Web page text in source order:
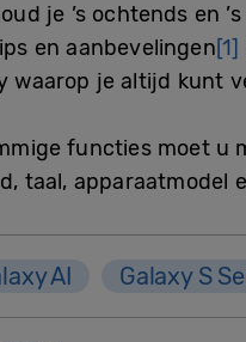
je ’s ochtends en
en aanbevelingen[1]
waarop je altijd kunt
functies moet u
taal, apparaatmodel
AI Galaxy S